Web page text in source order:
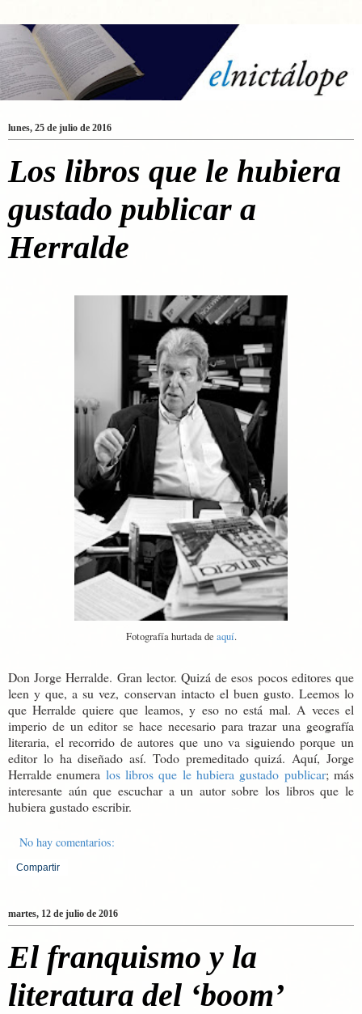
lunes, 25 de julio de 2016
Los libros que le hubiera
gustado publicar a
Herralde
Fotografía hurtada de aquí.
Don Jorge Herralde. Gran lector. Quizá de esos pocos editores que
leen y que, a su vez, conservan intacto el buen gusto. Leemos lo
que Herralde quiere que leamos, y eso no está mal. A veces el
imperio de un editor se hace necesario para trazar una geografía
literaria, el recorrido de autores que uno va siguiendo porque un
editor lo ha diseñado así. Todo premeditado quizá. Aquí, Jorge
Herralde enumera los libros que le hubiera gustado publicar; más
interesante aún que escuchar a un autor sobre los libros que le
hubiera gustado escribir.
No hay comentarios:
Compartir
martes, 12 de julio de 2016
El franquismo y la
literatura del ‘boom’